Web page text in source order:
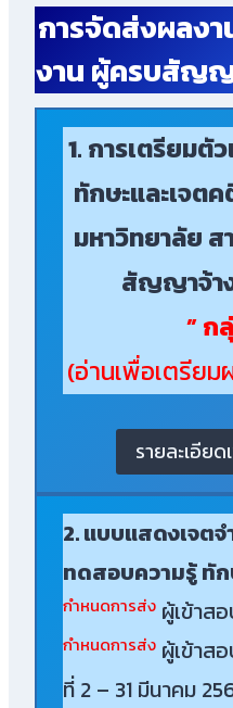
การจัดส่งผลง
งาน ผู้ครบสัญ
1. การเตรียมตั
ทักษะและเจต
มหาวิทยาลัย
สัญญาจ้า
” ก
(อ่านเพื่อเตรียม
รายละเอีย
2. แบบแสดงเจตจ
ทดสอบความรู้ ทัก
กำหนดการส่ง ผู้เข้าส
กำหนดการส่ง ผู้เข้าส
ที่ 2 – 31 มีนาคม